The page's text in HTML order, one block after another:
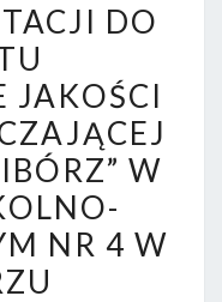
DO
JAKOŚCI
W
NR 4 W